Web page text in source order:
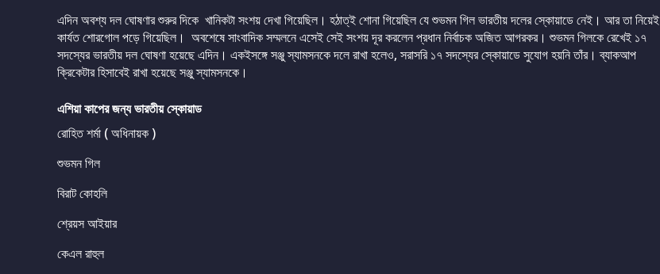
এদিন অবশ্য দল ঘোষণার শুরুর দিকে খানিকটা সংশয় দেখা গিয়েছিল। হঠাত্ই শোনা গিয়েছিল যে শুভমন গিল ভারতীয় দলের স্কোয়াডে নেই। আর তা নিয়েই
কার্যত শোরগোল পড়ে গিয়েছিল। অবশেষে সাংবাদিক সম্মলনে এসেই সেই সংশয় দূর করলেন প্রধান নির্বাচক অজিত আগরকর। শুভমন গিলকে রেখেই ১৭
সদস্যের ভারতীয় দল ঘোষণা হয়েছে এদিন। একইসঙ্গে সঞ্জু স্যামসনকে দলে রাখা হলেও, সরাসরি ১৭ সদস্যের স্কোয়াডে সুযোগ হয়নি তাঁর। ব্যাকআপ
ক্রিকেটার হিসাবেই রাখা হয়েছে সঞ্জু স্যামসনকে।
এশিয়া কাপের জন্য ভারতীয় স্কোয়াড
রোহিত শর্মা ( অধিনায়ক )
শুভমন গিল
বিরাট কোহলি
শ্রেয়স আইয়ার
কেএল রাহুল